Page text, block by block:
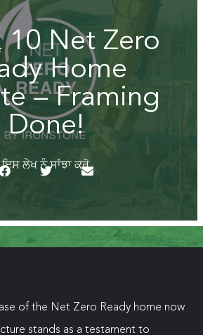
10 Net Zero
Home
– Framing
Done!
ਇਸ ਲੇਖ ਨੂੰ ਸਾਂਝਾ ਕਰੋ
of the Net Zero Ready home now
stands as a testament to